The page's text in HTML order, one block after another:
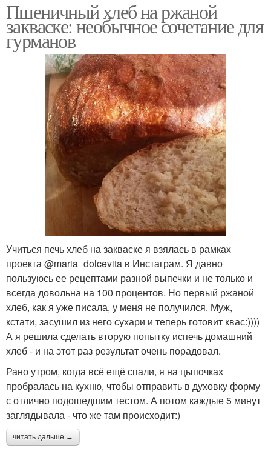
Пшеничный хлеб на ржаной
закваске: необычное сочетание для
гурманов
Учиться печь хлеб на закваске я взялась в рамках
проекта @maria_dolcevita в Инстаграм. Я давно
пользуюсь ее рецептами разной выпечки и не только и
всегда довольна на 100 процентов. Но первый ржаной
хлеб, как я уже писала, у меня не получился. Муж,
кстати, засушил из него сухари и теперь готовит квас:))))
А я решила сделать вторую попытку испечь домашний
хлеб - и на этот раз результат очень порадовал.
Рано утром, когда всё ещё спали, я на цыпочках
пробралась на кухню, чтобы отправить в духовку форму
с отлично подошедшим тестом. А потом каждые 5 минут
заглядывала - что же там происходит:)
читать дальше →